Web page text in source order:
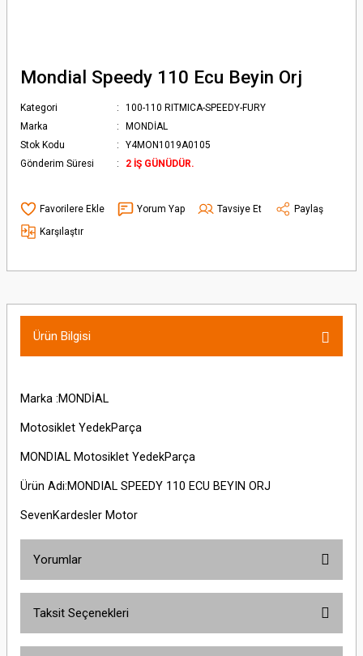
Mondial Speedy 110 Ecu Beyin Orj
Kategori
100-110 RITMICA-SPEEDY-FURY
Marka
MONDİAL
Stok Kodu
Y4MON1019A0105
Gönderim Süresi
2 İŞ GÜNÜDÜR.
Yorum Yap Tavsiye Et
Paylaş
Karşılaştır
Ürün Bilgisi
Marka :MONDİAL
Motosiklet YedekParça
MONDIAL Motosiklet YedekParça
Ürün Adi:MONDIAL SPEEDY 110 ECU BEYIN ORJ
SevenKardesler Motor
Yorumlar
Taksit Seçenekleri